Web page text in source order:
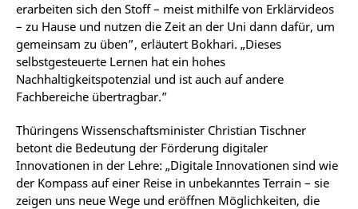
erarbeiten sich den Stoff – meist mithilfe von Erklärvideos
– zu Hause und nutzen die Zeit an der Uni dann dafür, um
gemeinsam zu üben”, erläutert Bokhari. „Dieses
selbstgesteuerte Lernen hat ein hohes
Nachhaltigkeitspotenzial und ist auch auf andere
Fachbereiche übertragbar.”
Thüringens Wissenschaftsminister Christian Tischner
betont die Bedeutung der Förderung digitaler
Innovationen in der Lehre: „Digitale Innovationen sind wie
der Kompass auf einer Reise in unbekanntes Terrain – sie
zeigen uns neue Wege und eröffnen Möglichkeiten, die